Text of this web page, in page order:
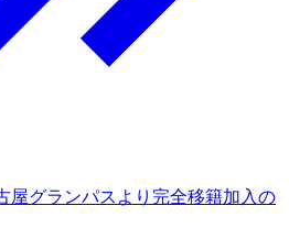
屋グランパスより完全移籍加入の